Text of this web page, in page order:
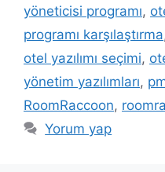
yöneticisi programı,
programı karşılaştırma
otel yazılımı seçimi,
yönetim yazılımları,
RoomRaccoon,
Yorum yap